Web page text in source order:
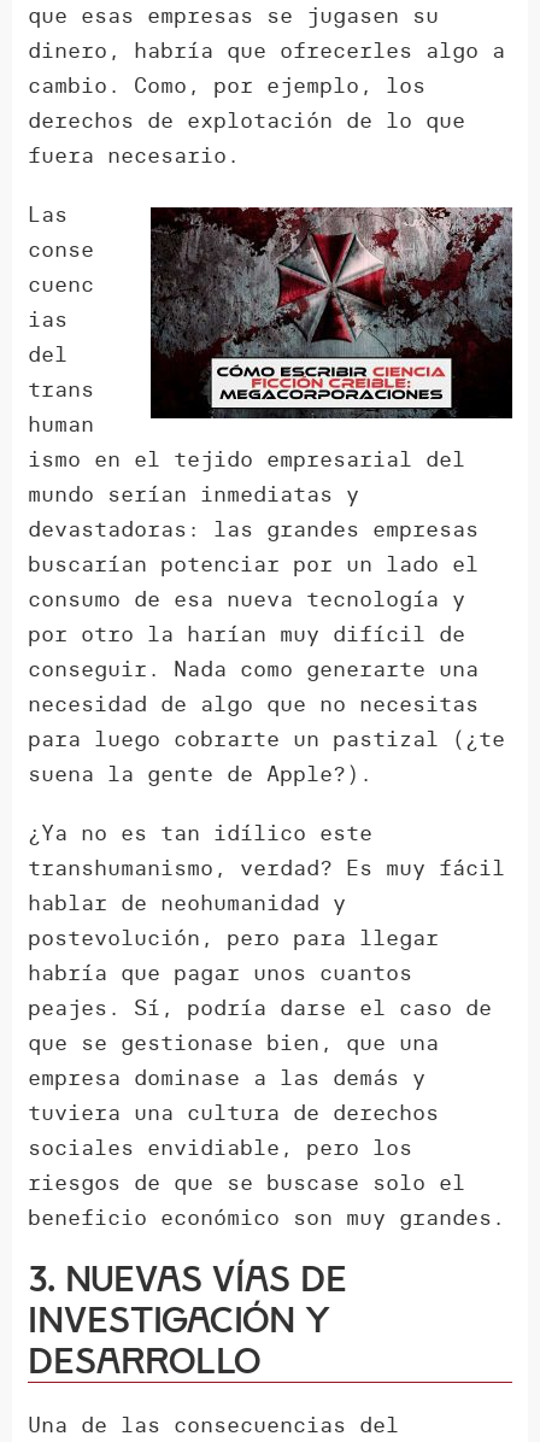
que esas empresas se jugasen su
dinero, habría que ofrecerles algo a
cambio. Como, por ejemplo, los
derechos de explotación de lo que
fuera necesario.
Las
conse
cuenc
ias
del
trans
human
ismo en el tejido empresarial del
mundo serían inmediatas y
devastadoras: las grandes empresas
buscarían potenciar por un lado el
consumo de esa nueva tecnología y
por otro la harían muy difícil de
conseguir. Nada como generarte una
necesidad de algo que no necesitas
para luego cobrarte un pastizal (¿te
suena la gente de Apple?).
¿Ya no es tan idílico este
transhumanismo, verdad? Es muy fácil
hablar de neohumanidad y
postevolución, pero para llegar
habría que pagar unos cuantos
peajes. Sí, podría darse el caso de
que se gestionase bien, que una
empresa dominase a las demás y
tuviera una cultura de derechos
sociales envidiable, pero los
riesgos de que se buscase solo el
beneficio económico son muy grandes.
3. Nuevas vías de
investigación y
desarrollo
Una de las consecuencias del